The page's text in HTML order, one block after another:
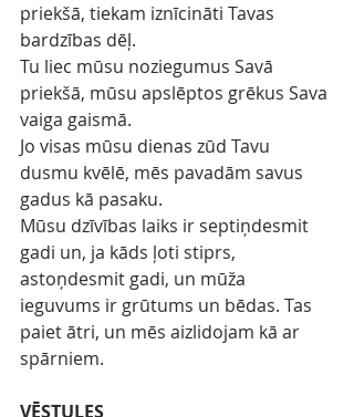
priekšā, tiekam iznīcināti Tavas
bardzības dēļ.
Tu liec mūsu noziegumus Savā
priekšā, mūsu apslēptos grēkus Sava
vaiga gaismā.
Jo visas mūsu dienas zūd Tavu
dusmu kvēlē, mēs pavadām savus
gadus kā pasaku.
Mūsu dzīvības laiks ir septiņdesmit
gadi un, ja kāds ļoti stiprs,
astoņdesmit gadi, un mūža
ieguvums ir grūtums un bēdas. Tas
paiet ātri, un mēs aizlidojam kā ar
spārniem.
VĒSTULES